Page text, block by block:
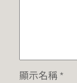
顯示名稱 *